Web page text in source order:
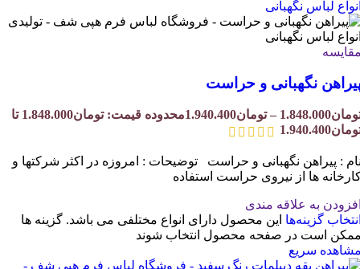
نگهبانی و حراست
1.848.000
– تومان1.940.400
محدوده قیمت: تومان1.848.000 تا
: پیراهن نگهبانی و حراست توضیحات : امروزه در اکثر شرکتها و
ها از نیروی حراست استفاده
به علاقه مندی
گزینه‌ها این محصول دارای انواع مختلفی می باشد. گزینه ها
است در صفحه محصول انتخاب شوند
سریع